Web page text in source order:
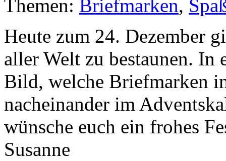
Themen: Briefmarken,
Heute zum 24. Dezember
aller Welt zu bestaunen.
Bild, welche Briefmarken
nacheinander im
wünsche euch ein frohes
Susanne